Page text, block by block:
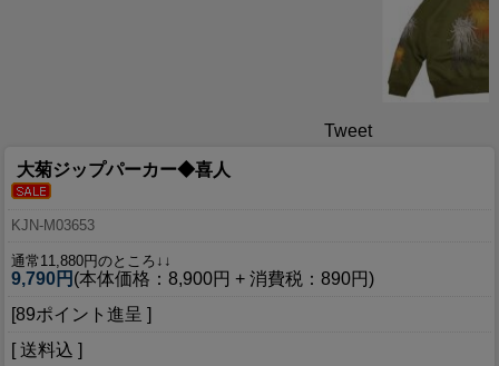
Tweet
大菊ジップパーカー◆喜人
KJN-M03653
通常11,880円のところ↓↓
9,790円 (本体価格：8,900円 + 消費税：890円)
[89ポイント進呈 ]
[ 送料込 ]